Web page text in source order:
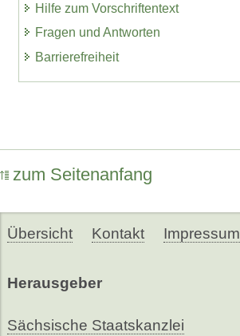
Hilfe zum Vorschriftentext
Fragen und Antworten
Barrierefreiheit
zum Seitenanfang
Übersicht Kontakt Impressum
Herausgeber
Sächsische Staatskanzlei